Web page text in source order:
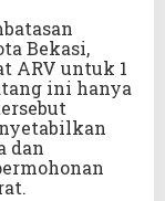
Bekasi,
ARV untuk 1
ini hanya
dan